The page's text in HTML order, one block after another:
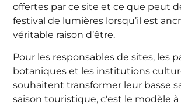
offertes par ce site et ce que peut
festival de lumières lorsqu’il est
véritable raison d’être.
Pour les responsables de sites, les
botaniques et les institutions
souhaitent transformer leur basse
saison touristique, c'est le modèle à